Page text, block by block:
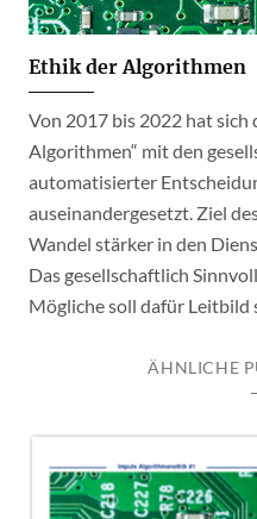
Ethik der Algorithmen
Von 2017 bis 2022 hat sich
Algorithmen“ mit den
automatisierter
auseinandergesetzt. Ziel
Wandel stärker in den
Das gesellschaftlich
Mögliche soll dafür Leitbild
ÄHNLICHE